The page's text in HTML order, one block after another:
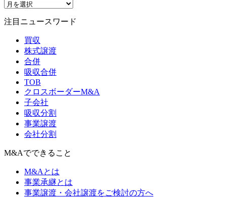
注目ニュースワード
買収
株式譲渡
合併
吸収合併
TOB
クロスボーダーM&A
子会社
吸収分割
事業譲渡
会社分割
M&Aでできること
M&Aとは
事業承継とは
事業譲渡・会社譲渡をご検討の方へ